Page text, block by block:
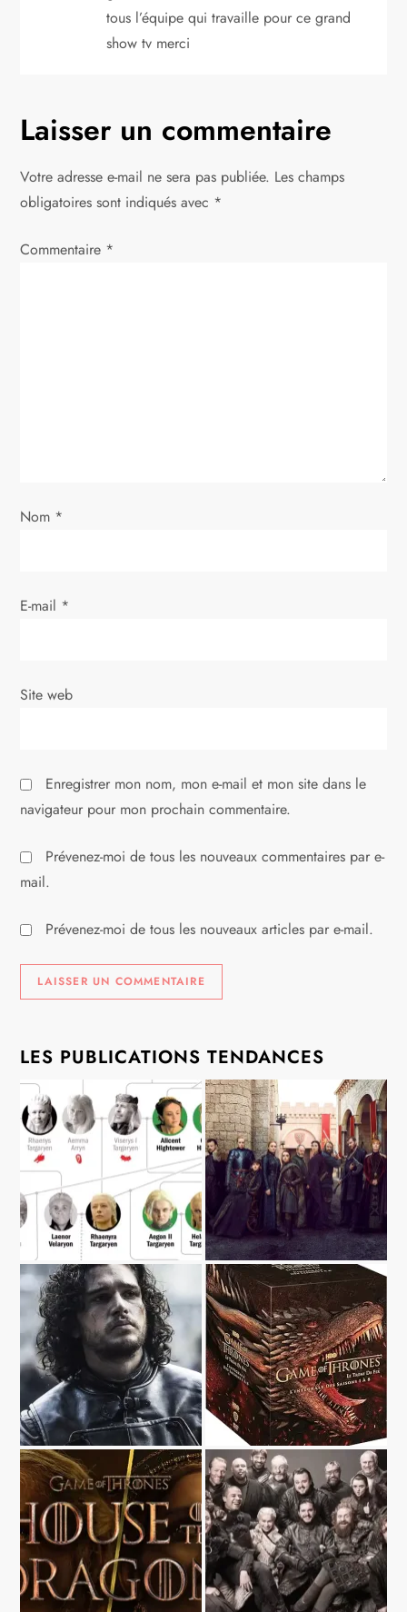
t
i
c
l
tous l’équipe qui travaille pour ce grand
show tv merci
Laisser un commentaire
Votre adresse e-mail ne sera pas publiée. Les champs
obligatoires sont indiqués avec *
Commentaire *
Nom *
E-mail *
Site web
Enregistrer mon nom, mon e-mail et mon site dans le
navigateur pour mon prochain commentaire.
Prévenez-moi de tous les nouveaux commentaires par e-
mail.
Prévenez-moi de tous les nouveaux articles par e-mail.
LES PUBLICATIONS TENDANCES